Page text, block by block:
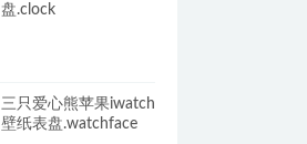
盘.clock
三只爱心熊苹果iwatch
壁纸表盘.watchface